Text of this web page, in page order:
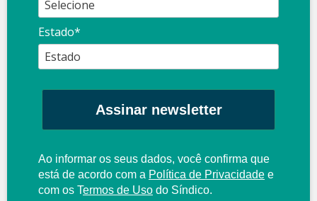
Estado*
Assinar newsletter
Ao informar os seus dados, você confirma que
está de acordo com a Política de Privacidade e
com os Termos de Uso do Síndico.